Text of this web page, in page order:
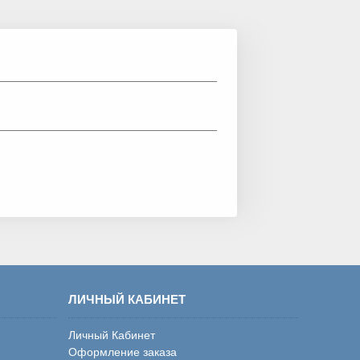
ЛИЧНЫЙ КАБИНЕТ
Личный Кабинет
Оформление заказа